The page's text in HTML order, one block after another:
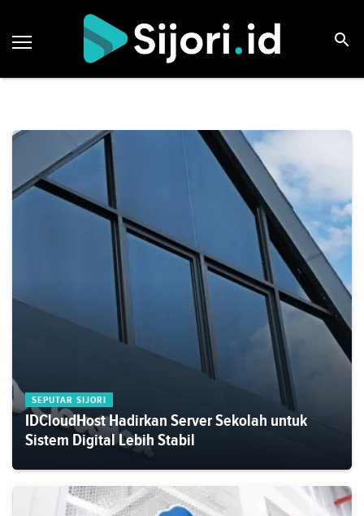
SEPUTAR SIJORI
IDCloudHost Hadirkan Server Sekolah untuk
Sistem Digital Lebih Stabil